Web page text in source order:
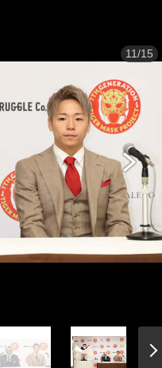
11/15